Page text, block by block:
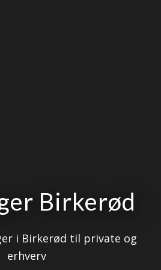
Birkerød
i Birkerød til private og
erhverv